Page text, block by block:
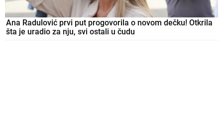
Ana Radulović prvi put progovorila o novom dečku! Otkrila
šta je uradio za nju, svi ostali u čudu